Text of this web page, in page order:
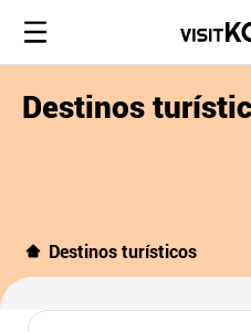
Destinos
Destinos turísticos